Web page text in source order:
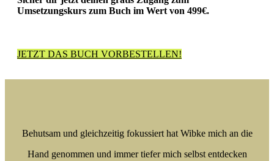
Umsetzungskurs zum Buch im Wert von 499€.
JETZT DAS BUCH VORBESTELLEN!
Behutsam und gleichzeitig fokussiert hat Wibke mich an die
Hand genommen und immer tiefer mich selbst entdecken